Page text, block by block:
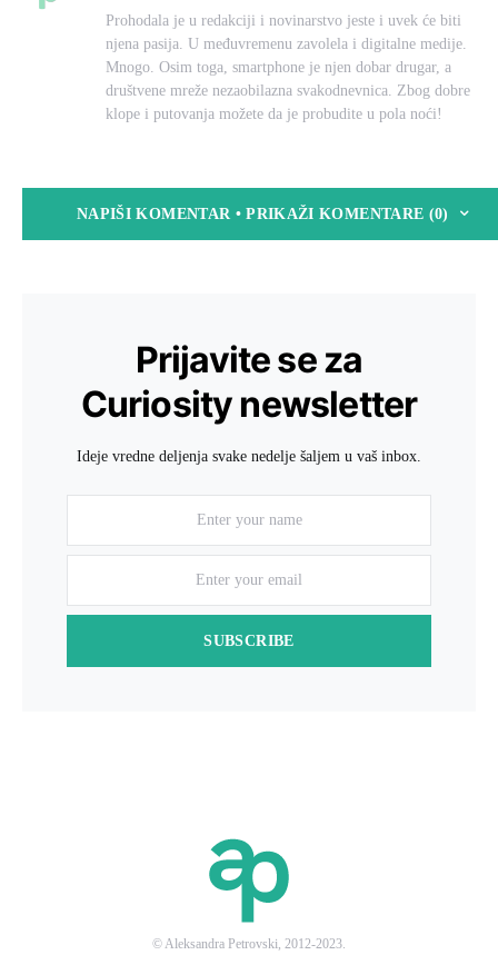
Prohodala je u redakciji i novinarstvo jeste i uvek će biti
njena pasija. U međuvremenu zavolela i digitalne medije.
Mnogo. Osim toga, smartphone je njen dobar drugar, a
društvene mreže nezaobilazna svakodnevnica. Zbog dobre
klope i putovanja možete da je probudite u pola noći!
NAPIŠI KOMENTAR • PRIKAŽI KOMENTARE (0)
Prijavite se za
Curiosity newsletter
Ideje vredne deljenja svake nedelje šaljem u vaš inbox.
SUBSCRIBE
© Aleksandra Petrovski, 2012-2023.